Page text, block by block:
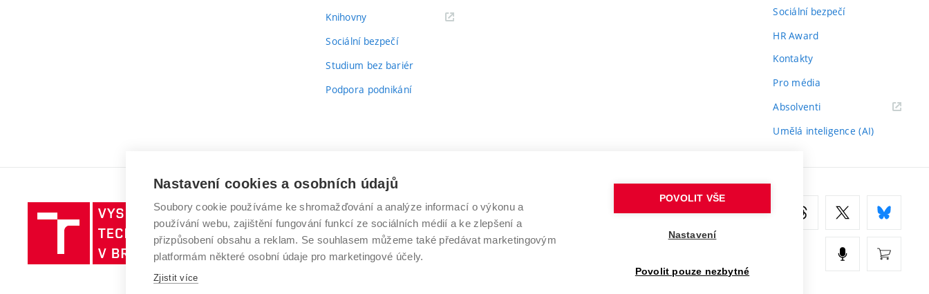
Knihovny(externí
Sociální bezpečí
Studium bez bariér
Podpora podnikání
Sociální bezpečí
HR Award
Kontakty
Pro média
Absolventi(externí
Umělá inteligence (AI)
Vysoké
učení
technické
v
VYSOKÉ UČENÍ TECHNICKÉ V BRNĚ
Antonínská 548/1
602 00 Brno
www.vut.cz
Nastavení cookies a osobních údajů
Soubory cookie používáme ke shromažďování a analýze informací o výkonu a
používání webu, zajištění fungování funkcí ze sociálních médií a ke zlepšení a
přizpůsobení obsahu a reklam. Se souhlasem můžeme také předávat marketingovým
platformám některé osobní údaje pro marketingové účely.
Zjistit více
POVOLIT VŠE
Nastavení
Povolit pouze nezbytné